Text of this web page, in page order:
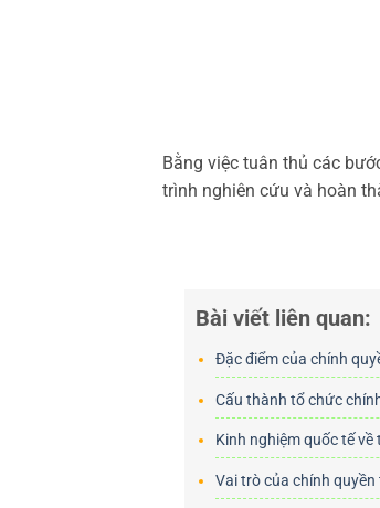
Bằng việc tuân thủ các
trình nghiên cứu và hoàn
Bài viết liên quan:
Đặc điểm của chính
Cấu thành tổ chức
Kinh nghiệm quốc tế
Vai trò của chính